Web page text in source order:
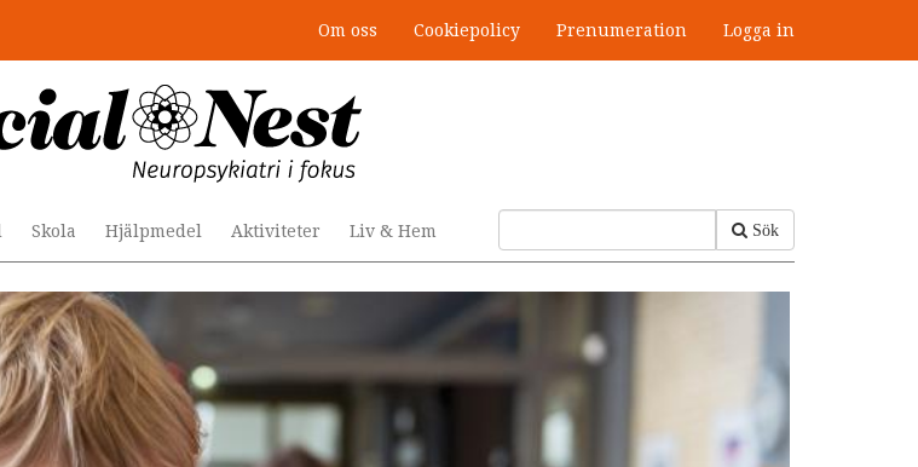
Om oss Cookiepolicy Prenumeration Logga in
Sök
Skola Hjälpmedel Aktiviteter Liv & Hem